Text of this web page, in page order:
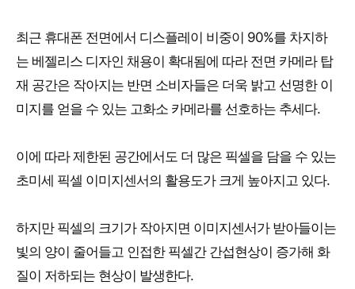
최근 휴대폰 전면에서 디스플레이 비중이 90%를 차지하
는 베젤리스 디자인 채용이 확대됨에 따라 전면 카메라 탑
재 공간은 작아지는 반면 소비자들은 더욱 밝고 선명한 이
미지를 얻을 수 있는 고화소 카메라를 선호하는 추세다.
이에 따라 제한된 공간에서도 더 많은 픽셀을 담을 수 있는
초미세 픽셀 이미지센서의 활용도가 크게 높아지고 있다.
하지만 픽셀의 크기가 작아지면 이미지센서가 받아들이는
빛의 양이 줄어들고 인접한 픽셀간 간섭현상이 증가해 화
질이 저하되는 현상이 발생한다.